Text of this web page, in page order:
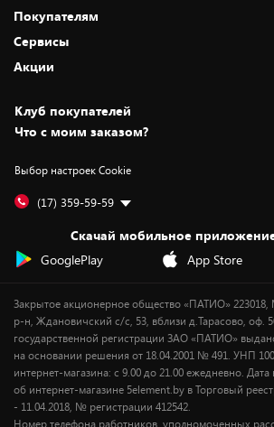
О нас
Адреса магазинов
Новости
Статьи и обзоры
Вакансии
Дай пять добру!
Покупателям
Как сделать заказ
Оплата и доставка
Безналичный расчёт
Обмен и возврат товара
Обработка персональных данных
Подарочные карты
Сервисы
Установка техники
Для игровых консолей
Для мобильных устройств
Для компьютеров
Сервисные центры
Акции
Скидки и промокоды
Белорусские товары
Бонусы
Оплата частями
Новинки
Клуб покупателей
Что с моим заказом?
Выбор настроек Cookie
(17) 359-59-59
Скачай мобильное
GooglePlay
App Store
Закрытое акционерное общество «ПАТИО»
р-н, Ждановичский с/с, 53, вблизи д.Тарасово, оф.
государственной регистрации ЗАО «ПАТИО»
на основании решения от 18.04.2001 № 491. УНП
интернет-магазина: с 9.00 до 21.00 ежедневно.
об интернет-магазине 5element.by в Торговый
- 11.04.2018, № регистрации 412542.
Номер телефона работников, уполномоченных